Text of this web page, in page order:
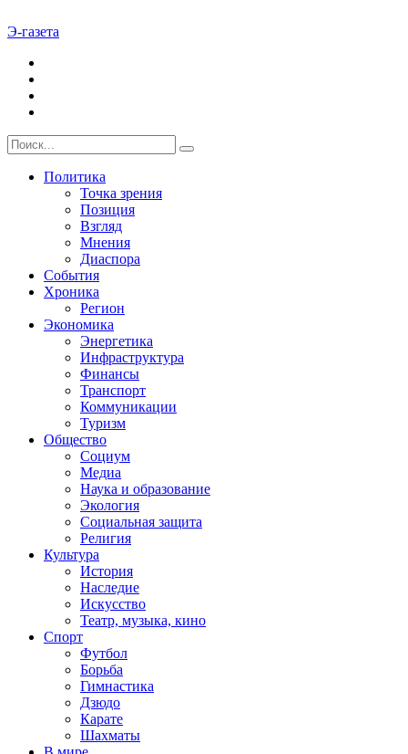
Э-газета
Политика
Точка зрения
Позиция
Взгляд
Мнения
Диаспора
События
Хроника
Регион
Экономика
Энергетика
Инфраструктура
Финансы
Транспорт
Коммуникации
Туризм
Общество
Социум
Медиа
Наука и образование
Экология
Социальная защита
Религия
Культура
История
Наследие
Искусство
Театр, музыка, кино
Спорт
Футбол
Борьба
Гимнастика
Дзюдо
Карате
Шахматы